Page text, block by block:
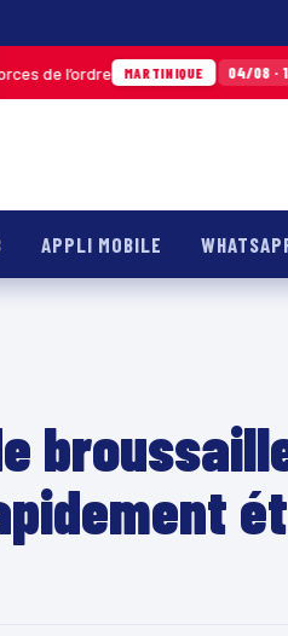
MARTINIQUE 04/08 · 11h06 Un
APPLI MOBILE